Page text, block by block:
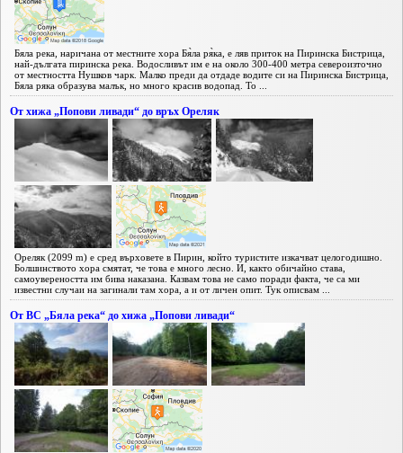
Бяла река, наричана от местните хора Бя̀ла ря̀ка, е ляв приток на Пиринска Бистрица,
най-дългата пиринска река. Водосливът им е на около 300-400 метра североизточно
от местността Нушков чарк. Малко преди да отдаде водите си на Пиринска Бистрица,
Бяла ряка образува малък, но много красив водопад. То ...
От хижа „Попови ливади“ до връх Ореляк
Ореляк (2099 m) е сред върховете в Пирин, който туристите изкачват целогодишно.
Болшинството хора смятат, че това е много лесно. И, както обичайно става,
самоувереността им бива наказана. Казвам това не само поради факта, че са ми
известни случаи на загинали там хора, а и от личен опит. Тук описвам ...
От ВС „Бяла река“ до хижа „Попови ливади“